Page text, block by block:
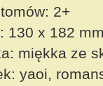
2+
130 x 182
miękka ze
yaoi,